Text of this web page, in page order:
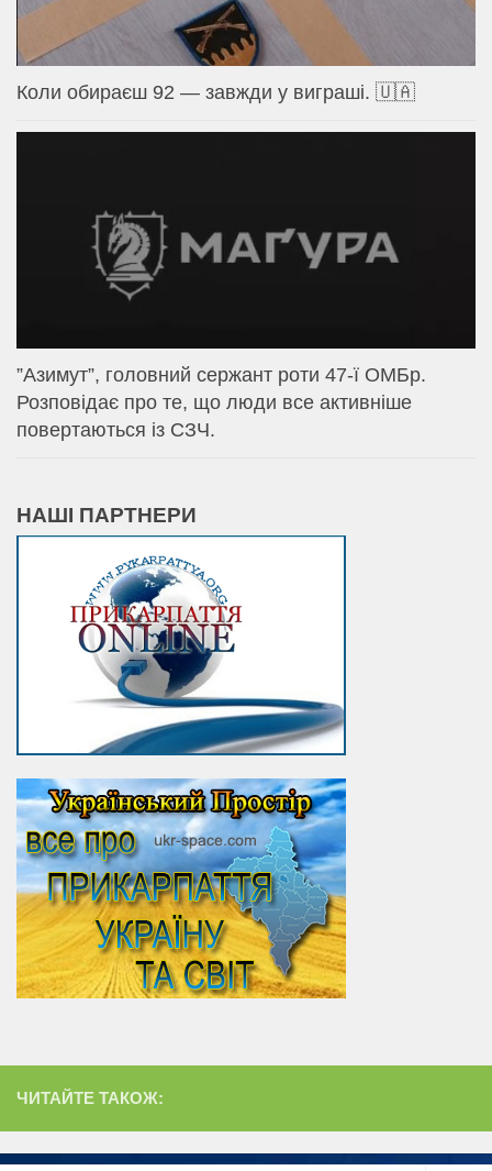
Коли обираєш 92 — завжди у виграші. 🇺🇦
⁨”Азимут”, головний сержант роти 47-ї ОМБр.
Розповідає про те, що люди все активніше
повертаються із СЗЧ.
НАШІ ПАРТНЕРИ
ЧИТАЙТЕ ТАКОЖ: